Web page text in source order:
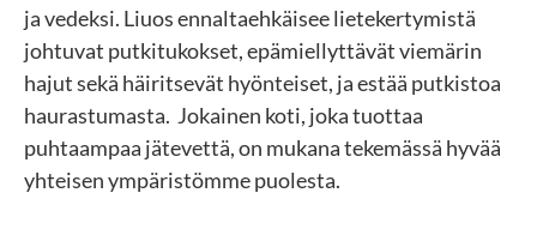
ja vedeksi. Liuos ennaltaehkäisee lietekertymistä
johtuvat putkitukokset, epämiellyttävät viemärin
hajut sekä häiritsevät hyönteiset, ja estää putkistoa
haurastumasta. Jokainen koti, joka tuottaa
puhtaampaa jätevettä, on mukana tekemässä hyvää
yhteisen ympäristömme puolesta.